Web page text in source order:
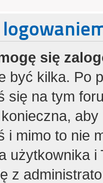
się
być kilka. Po
się na tym
i mimo to nie
użytkownika i
z